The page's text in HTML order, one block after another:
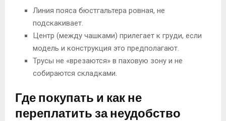
Линия пояса бюстгальтера ровная, не
подскакивает.
Центр (между чашками) прилегает к груди, если
модель и конструкция это предполагают.
Трусы не «врезаются» в паховую зону и не
собираются складками.
Где покупать и как не
переплатить за неудобство